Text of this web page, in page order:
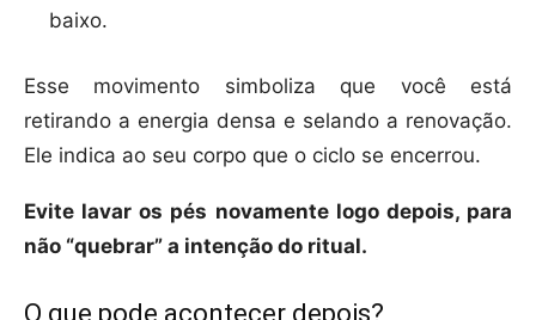
baixo.
Esse movimento simboliza que você está
retirando a energia densa e selando a renovação.
Ele indica ao seu corpo que o ciclo se encerrou.
Evite lavar os pés novamente logo depois, para
não “quebrar” a intenção do ritual.
O que pode acontecer depois?